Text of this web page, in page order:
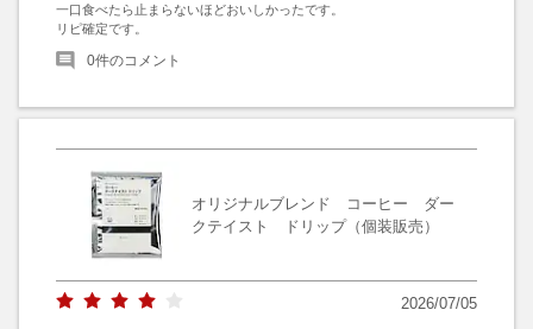
一口食べたら止まらないほどおいしかったです。
リピ確定です。
0件のコメント
オリジナルブレンド コーヒー ダー
クテイスト ドリップ（個装販売）
2026/07/05